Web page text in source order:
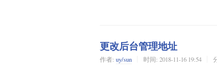
更改后台管理地址
作者: uy/sun 时间: 2018-11-16 19:54